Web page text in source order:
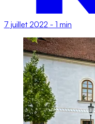
7 juillet 2022 - 1 min